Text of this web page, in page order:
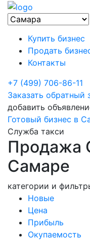
Купить бизнес
Продать
Контакты
+7 (499) 706-86-11
Заказать обратный
добавить
Готовый бизнес в
Служба такси
Продажа
Самаре
категории и
Новые
Цена
Прибыль
Окупаемость